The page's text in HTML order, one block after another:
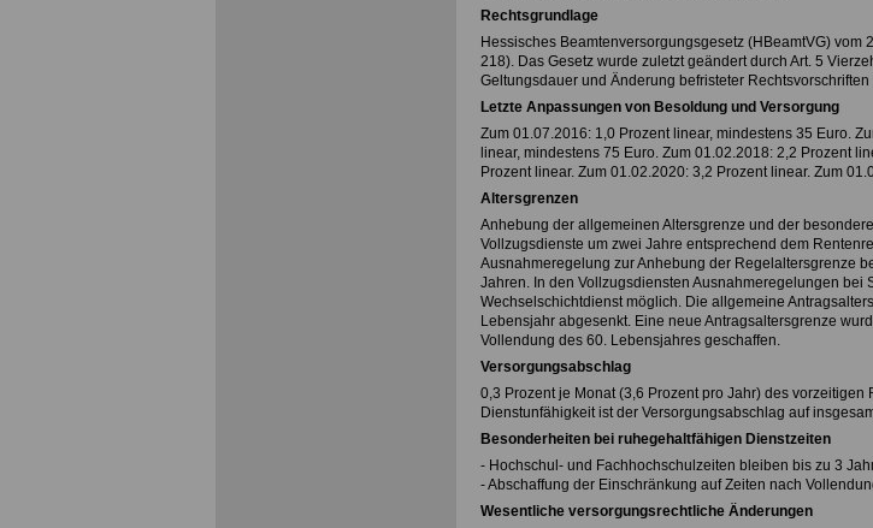
Rechtsgrundlage
Hessisches Beamtenversorgungsgesetz (HBeamtVG) vom
218). Das Gesetz wurde zuletzt geändert durch Art. 5
Geltungsdauer und Änderung befristeter
Letzte Anpassungen von Besoldung und Versorgung
Zum 01.07.2016: 1,0 Prozent linear, mindestens 35 Euro.
linear, mindestens 75 Euro. Zum 01.02.2018: 2,2 Prozent
Prozent linear. Zum 01.02.2020: 3,2 Prozent linear. Zum
Altersgrenzen
Anhebung der allgemeinen Altersgrenze und der
Vollzugsdienste um zwei Jahre entsprechend dem
Ausnahmeregelung zur Anhebung der Regelaltersgrenze
Jahren. In den Vollzugsdiensten Ausnahmeregelungen bei
Wechselschichtdienst möglich. Die allgemeine
Lebensjahr abgesenkt. Eine neue Antragsaltersgrenze
Vollendung des 60. Lebensjahres geschaffen.
Versorgungsabschlag
0,3 Prozent je Monat (3,6 Prozent pro Jahr) des vorzeitigen
Dienstunfähigkeit ist der Versorgungsabschlag auf
Besonderheiten bei ruhegehaltfähigen Dienstzeiten
- Hochschul- und Fachhochschulzeiten bleiben bis zu 3
- Abschaffung der Einschränkung auf Zeiten nach
Wesentliche versorgungsrechtliche Änderungen